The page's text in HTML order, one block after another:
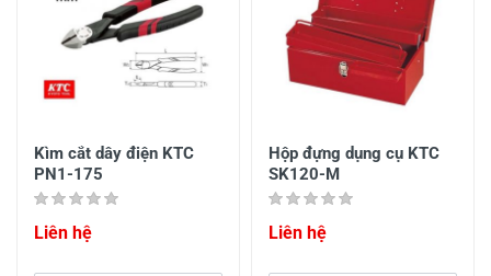
Kìm cắt dây điện KTC
PN1-175
Liên hệ
Hộp đựng dụng cụ KTC
SK120-M
Liên hệ